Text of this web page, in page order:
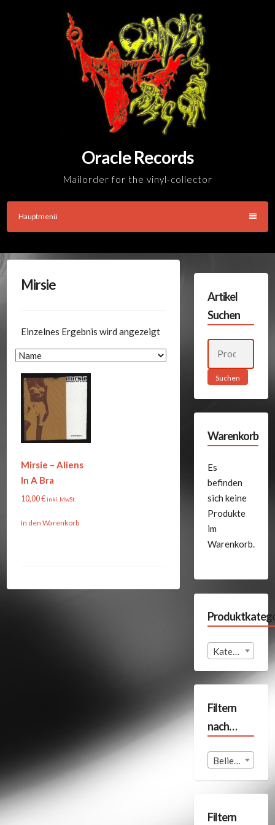
Oracle Records
Mailorder for the vinyl-collector
Hauptmenü
Mirsie
Einzelnes Ergebnis wird angezeigt
Mirsie – Aliens
In A Bra
10,00€inkl. MwSt.
In den Warenkorb
Artikel
Suchen
Suchen
Warenkorb
Es
befinden
sich keine
Produkte
im
Warenkorb.
Kategorie auswählen
Filtern
nach…
Beliebige Format
Filtern